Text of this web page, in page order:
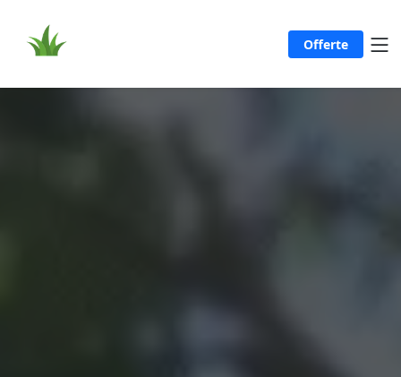
Offerte